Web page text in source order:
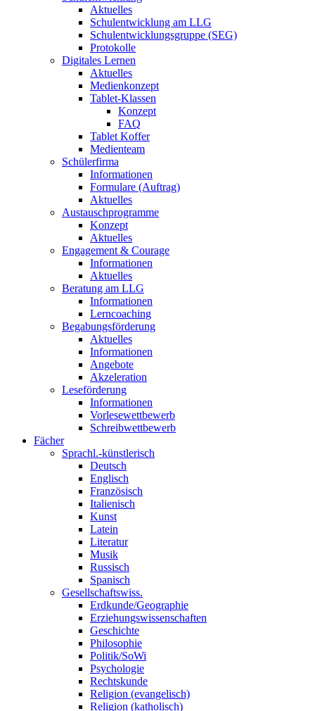
Aktuelles
Schulentwicklung am LLG
Schulentwicklungsgruppe (SEG)
Protokolle
Digitales Lernen
Aktuelles
Medienkonzept
Tablet-Klassen
Konzept
FAQ
Tablet Koffer
Medienteam
Schülerfirma
Informationen
Formulare (Auftrag)
Aktuelles
Austauschprogramme
Konzept
Aktuelles
Engagement & Courage
Informationen
Aktuelles
Beratung am LLG
Informationen
Lerncoaching
Begabungsförderung
Aktuelles
Informationen
Angebote
Akzeleration
Leseförderung
Informationen
Vorlesewettbewerb
Schreibwettbewerb
Fächer
Sprachl.-künstlerisch
Deutsch
Englisch
Französisch
Italienisch
Kunst
Latein
Literatur
Musik
Russisch
Spanisch
Gesellschaftswiss.
Erdkunde/Geographie
Erziehungswissenschaften
Geschichte
Philosophie
Politik/SoWi
Psychologie
Rechtskunde
Religion (evangelisch)
Religion (katholisch)